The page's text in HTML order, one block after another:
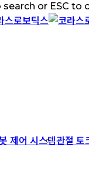
or ESC to
제어 시스템관절 토